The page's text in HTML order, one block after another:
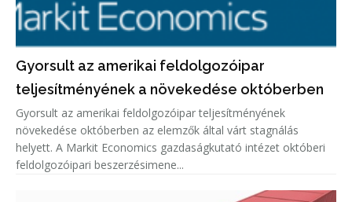
Gyorsult az amerikai feldolgozóipar
teljesítményének a növekedése októberben
Gyorsult az amerikai feldolgozóipar teljesítményének
növekedése októberben az elemzők által várt stagnálás
helyett. A Markit Economics gazdaságkutató intézet októberi
feldolgozóipari beszerzésimene...